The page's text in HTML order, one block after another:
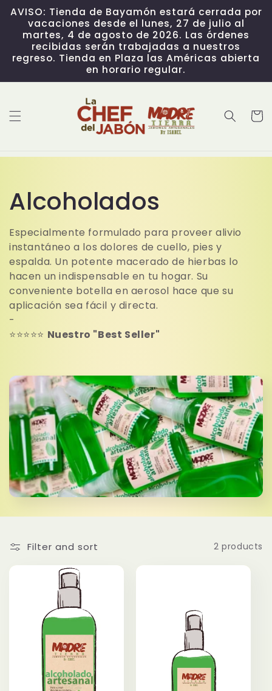
Skip to
content
AVISO: Tienda de Bayamón estará cerrada por
vacaciones desde el lunes, 27 de julio al
martes, 4 de agosto de 2026. Las órdenes
recibidas serán trabajadas a nuestros
regreso. Tienda en Plaza las Américas abierta
en horario regular.
Cart
C
o
l
l
e
c
t
i
o
n
:
Alcoholados
Especialmente formulado para proveer alivio
instantáneo a los dolores de cuello, pies y
espalda. Un potente macerado de hierbas lo
hacen un indispensable en tu hogar. Su
conveniente botella en aerosol hace que su
aplicación sea fácil y directa.
-
⭐️⭐️⭐️⭐️⭐️ Nuestro "Best Seller"
Filter and sort 2 products